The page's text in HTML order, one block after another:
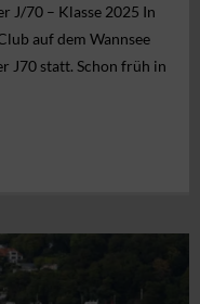
J/70 – Klasse 2025 In
auf dem Wannsee
J70 statt. Schon früh in